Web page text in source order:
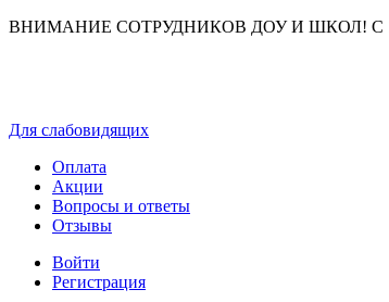
ВНИМАНИЕ СОТРУДНИКОВ ДОУ И ШКОЛ! С 1
Для слабовидящих
Оплата
Акции
Вопросы и ответы
Отзывы
Войти
Регистрация